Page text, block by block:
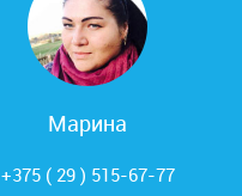
Марина
+375 ( 29 ) 515-67-77